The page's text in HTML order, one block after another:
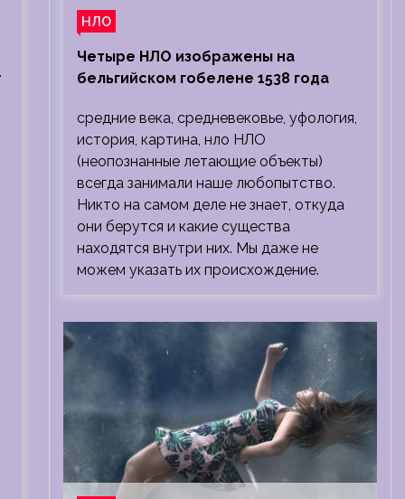
НЛО
Четыре НЛО изображены на
бельгийском гобелене 1538 года
средние века, средневековье, уфология,
история, картина, нло НЛО
(неопознанные летающие объекты)
всегда занимали наше любопытство.
Никто на самом деле не знает, откуда
они берутся и какие существа
находятся внутри них. Мы даже не
можем указать их происхождение.